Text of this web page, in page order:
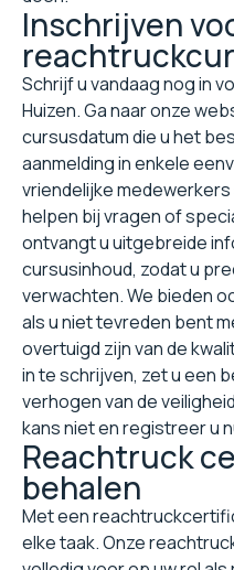
Inschrijven
Schrijf u vandaag nog in
Huizen. Ga naar onze
cursusdatum die u het
aanmelding in enkele
vriendelijke
helpen bij vragen of
ontvangt u uitgebreide
cursusinhoud, zodat u
verwachten. We bieden
als u niet tevreden bent
overtuigd zijn van de
in te schrijven, zet u een
verhogen van de
kans niet en registreer u
Reachtruck
behalen
Met een
elke taak. Onze